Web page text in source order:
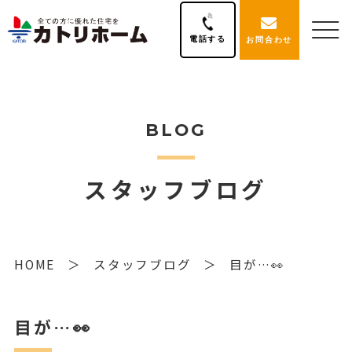
電話する お問合わせ
BLOG
スタッフブログ
HOME スタッフブログ 目が…👀
目が…👀